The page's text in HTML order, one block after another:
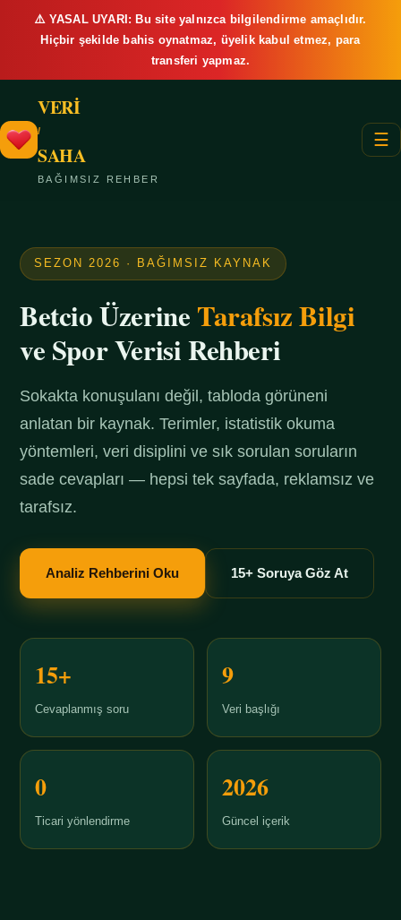
⚠️ YASAL UYARI: Bu site yalnızca bilgilendirme amaçlıdır.
Hiçbir şekilde bahis oynatmaz, üyelik kabul etmez, para
transferi yapmaz.
VERİ
/
SAHA
BAĞIMSIZ REHBER
☰
SEZON 2026 · BAĞIMSIZ KAYNAK
Betcio ÜzerineTarafsız Bilgi
ve Spor Verisi Rehberi
Sokakta konuşulanı değil, tabloda görüneni
anlatan bir kaynak. Terimler, istatistik okuma
yöntemleri, veri disiplini ve sık sorulan soruların
sade cevapları — hepsi tek sayfada, reklamsız ve
tarafsız.
Analiz Rehberini Oku 15+ Soruya Göz At
15+
Cevaplanmış soru
9
Veri başlığı
0
Ticari yönlendirme
2026
Güncel içerik